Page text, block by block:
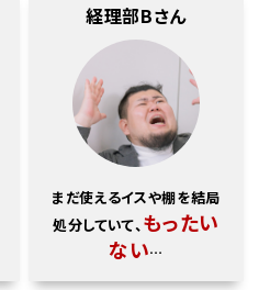
経理部Bさん
まだ使えるイスや棚を結局
処分していて、もったい
ない…